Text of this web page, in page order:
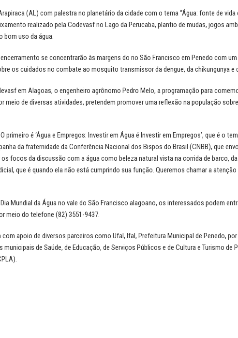
(AL) com palestra no planetário da cidade com o tema “Água: fonte de vida
realizado pela Codevasf no Lago da Perucaba, plantio de mudas, jogos
bom uso da água.
se concentrarão às margens do rio São Francisco em Penedo com
os cuidados no combate ao mosquito transmissor da dengue, da chikungunya e
em Alagoas, o engenheiro agrônomo Pedro Melo, a programação para
de diversas atividades, pretendem promover uma reflexão na população
é ‘Água e Empregos: Investir em Água é Investir em Empregos’, que é o
da fraternidade da Conferência Nacional dos Bispos do Brasil (CNBB), que
focos da discussão com a água como beleza natural vista na corrida de barco,
que é quando ela não está cumprindo sua função. Queremos chamar a
Mundial da Água no vale do São Francisco alagoano, os interessados podem
meio do telefone (82) 3551-9437.
apoio de diversos parceiros como Ufal, Ifal, Prefeitura Municipal de Penedo,
de Saúde, de Educação, de Serviços Públicos e de Cultura e Turismo de